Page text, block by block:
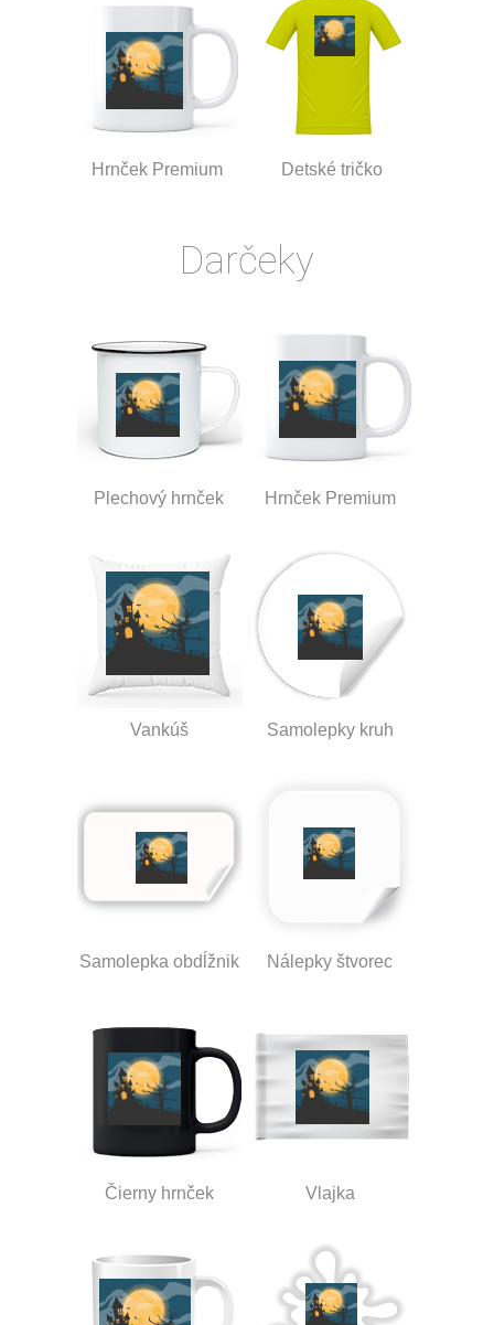
Hrnček Premium Detské tričko
Darčeky
Plechový hrnček Hrnček Premium
Vankúš Samolepky kruh
Samolepka obdĺžnik Nálepky štvorec
Čierny hrnček Vlajka